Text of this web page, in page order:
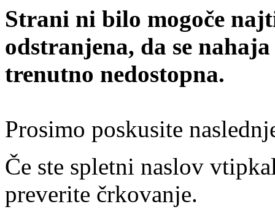
Strani ni bilo mogoče
odstranjena, da se
trenutno nedostopna.
Prosimo poskusite
Če ste spletni naslov
preverite črkovanje.